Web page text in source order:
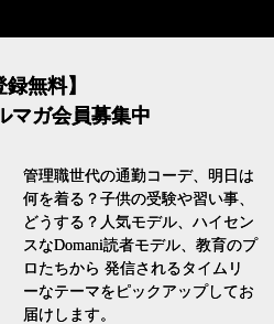
録無料】
マガ会員募集中
管理職世代の通勤コーデ、明日は
何を着る？子供の受験や習い事、
どうする？人気モデル、ハイセン
スなDomani読者モデル、教育のプ
ロたちから 発信されるタイムリ
ーなテーマをピックアップしてお
届けします。